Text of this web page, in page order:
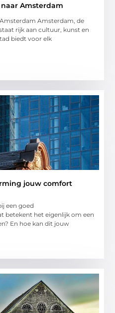
Amsterdam
Amsterdam, de
rijk aan cultuur, kunst en
biedt voor elk
jouw comfort
een goed
betekent het eigenlijk om een
En hoe kan dit jouw